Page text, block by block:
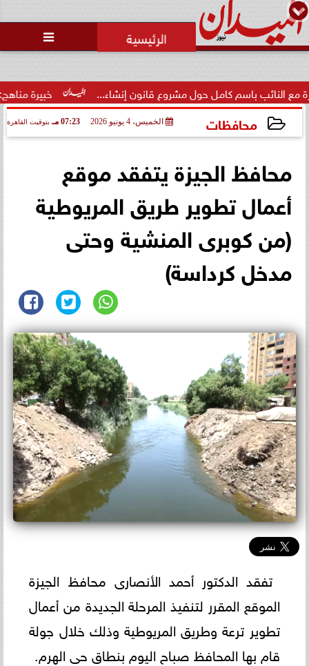

خبيرة مناهج: حداثة باسم كامل حول مشروع قانون إنشاء...
محافظات الخميس، 4 يونيو 2026 07:23 مـ بتوقيت القاهرة
محافظ الجيزة يتفقد موقع
أعمال تطوير طريق المريوطية
(من كوبرى المنشية وحتى
مدخل كرداسة)
تفقد الدكتور أحمد الأنصارى محافظ الجيزة
الموقع المقرر لتنفيذ المرحلة الجديدة من أعمال
تطوير ترعة وطريق المريوطية وذلك خلال جولة
قام بها المحافظ صباح اليوم بنطاق حى الهرم.